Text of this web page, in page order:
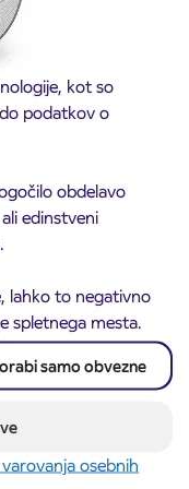
kot so
podatkov o
obdelavo
edinstveni
lahko to negativno
spletnega mesta.
samo obvezne
osebnih